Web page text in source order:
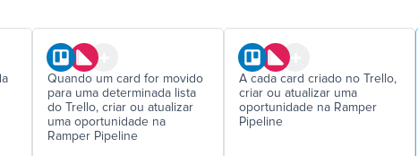
Quando um card for movido
para uma determinada lista
do Trello, criar ou atualizar
uma oportunidade na
Ramper Pipeline
A cada card criado no Trello,
criar ou atualizar uma
oportunidade na Ramper
Pipeline